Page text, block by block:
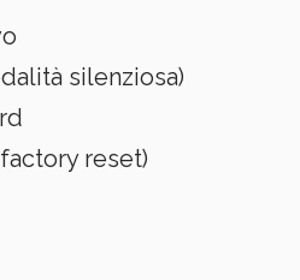
silenziosa)
reset)